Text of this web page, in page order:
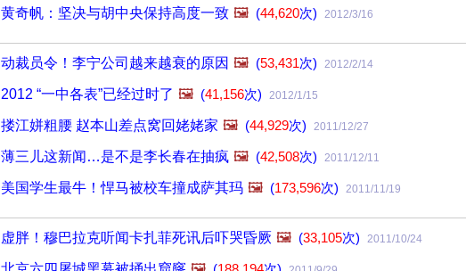
黄奇帆：坚决与胡中央保持高度一致 🖼️ (44,620次) 2012/3/16
动裁员令！李宁公司越来越衰的原因 🖼️ (53,431次) 2012/2/14
2012 “一中各表”已经过时了 🖼️ (41,156次) 2012/1/15
搂江姘粗腰 赵本山差点窝回姥姥家 🖼️ (44,929次) 2011/12/27
薄三儿这新闻…是不是李长春在抽疯 🖼️ (42,508次) 2011/12/11
美国学生最牛！悍马被校车撞成萨其玛 🖼️ (173,596次) 2011/11/19
虚胖！穆巴拉克听闻卡扎菲死讯后吓哭昏厥 🖼️ (33,105次) 2011/10/24